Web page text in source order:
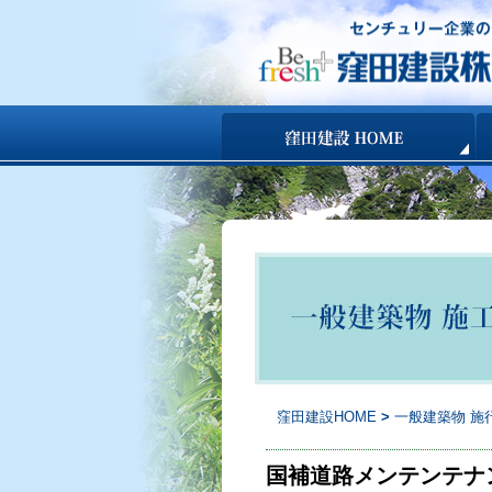
コンテンツへ移動
窪田建設HOME > 一般建築物 施
国補道路メンテンテ